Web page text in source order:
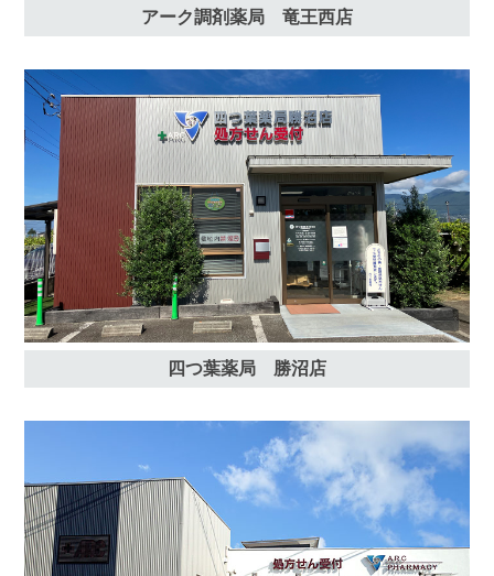
アーク調剤薬局 竜王西店
四つ葉薬局 勝沼店